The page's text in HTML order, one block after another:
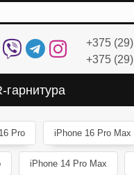
+375 (29)
+375 (29)
гарнитура
Pro iPhone 16 Pro Max
iPhone 14 Pro Max